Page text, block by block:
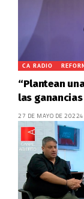
CA RADIO
“Plantean
las
27 DE MAYO DE 2022